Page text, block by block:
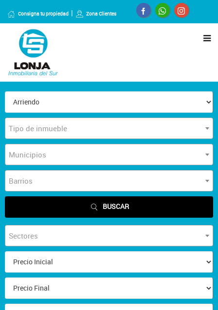
Consigna tu propiedad Zona Clientes
Tipo de inmueble
Municipios
Barrios
BUSCAR
Sectores